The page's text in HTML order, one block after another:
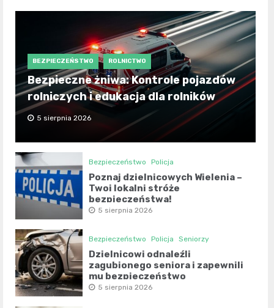
BEZPIECZEŃSTWO ROLNICTWO
Bezpieczne żniwa: Kontrole pojazdów
rolniczych i edukacja dla rolników
5 sierpnia 2026
Bezpieczeństwo Policja
Poznaj dzielnicowych Wielenia –
Twoi lokalni stróże
bezpieczeństwa!
5 sierpnia 2026
Bezpieczeństwo Policja Seniorzy
Dzielnicowi odnaleźli
zagubionego seniora i zapewnili
mu bezpieczeństwo
5 sierpnia 2026